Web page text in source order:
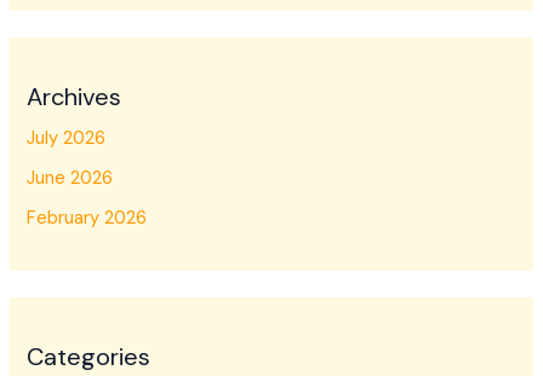
Archives
July 2026
June 2026
February 2026
Categories